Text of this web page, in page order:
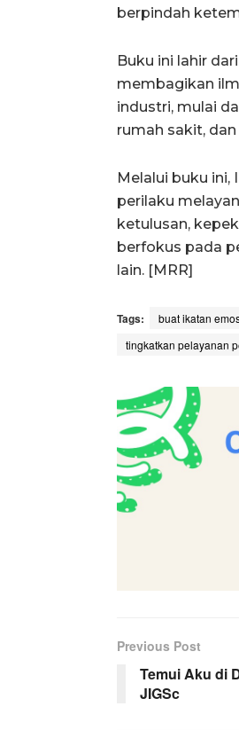
berpindah
Buku ini lahir
membagikan
industri, mulai
rumah sakit,
Melalui buku
perilaku
ketulusan,
berfokus pada
lain. [MRR]
Tags: buat ikatan
tingkatkan pelayanan
Previous Post
Temui Aku di
JIGSc